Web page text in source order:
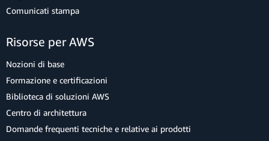
Comunicati stampa
Risorse per AWS
Nozioni di base
Formazione e certificazioni
Biblioteca di soluzioni AWS
Centro di architettura
Domande frequenti tecniche e relative ai prodotti